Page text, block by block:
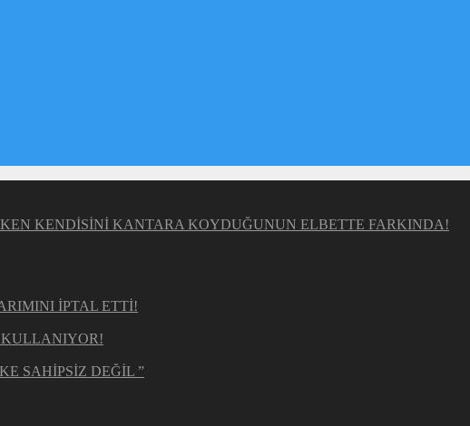
KENDİSİNİ KANTARA KOYDUĞUNUN ELBETTE FARKINDA!
İPTAL ETTİ!
SAHİPSİZ DEĞİL ”